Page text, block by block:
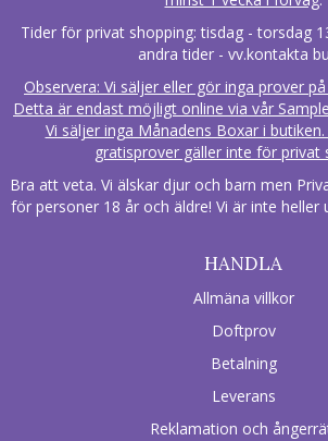
Tider för privat shopping: tisdag - torsdag
andra tider - vv.kontakta
Observera: Vi säljer eller gör inga prover
Detta är endast möjligt online via vår
Vi säljer inga Månadens Boxar i
gratisprover gäller inte för privat
Bra att veta. Vi älskar djur och barn men
för personer 18 år och äldre! Vi är inte heller
HANDLA
Allmäna villkor
Doftprov
Betalning
Leverans
Reklamation och